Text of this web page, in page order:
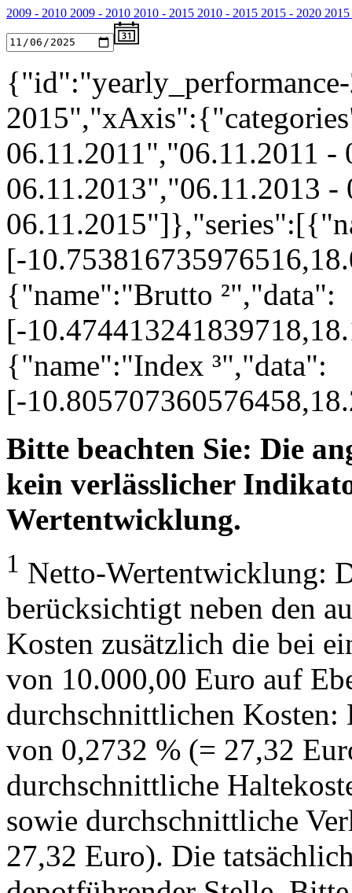
2009 - 2010 2009 - 2010 2010 - 2015 2010 - 2015 2015 - 2020
06.11.2011","06.11.2011
06.11.2013","06.11.2013
[-
{"name":"Brutto ²","data":
[-
{"name":"Index ³","data":
[-
Bitte beachten Sie: Die
kein verlässlicher
Wertentwicklung.
1 Netto-Wertentwicklung:
berücksichtigt neben den
Kosten zusätzlich die bei
von 10.000,00 Euro auf
durchschnittlichen
von 0,2732 % (= 27,32
durchschnittliche
sowie durchschnittliche
27,32 Euro). Die